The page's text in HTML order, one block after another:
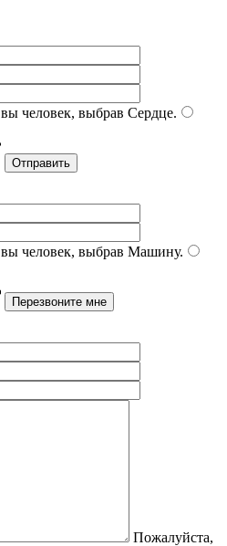
человек, выбрав Сердце.
человек, выбрав Машину.
Пожалуйста,